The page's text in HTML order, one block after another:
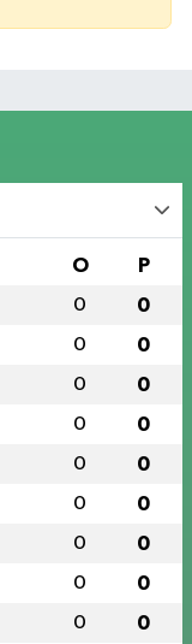
O P
0 0
0 0
0 0
0 0
0 0
0 0
0 0
0 0
0 0